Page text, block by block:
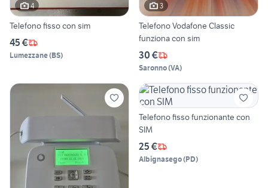
4
Telefono fisso con sim
45 €
Lumezzane(BS)
3
Telefono Vodafone Classic
funziona con sim
30 €
Saronno(VA)
Telefono fisso funzionante con
SIM
25 €
Albignasego(PD)